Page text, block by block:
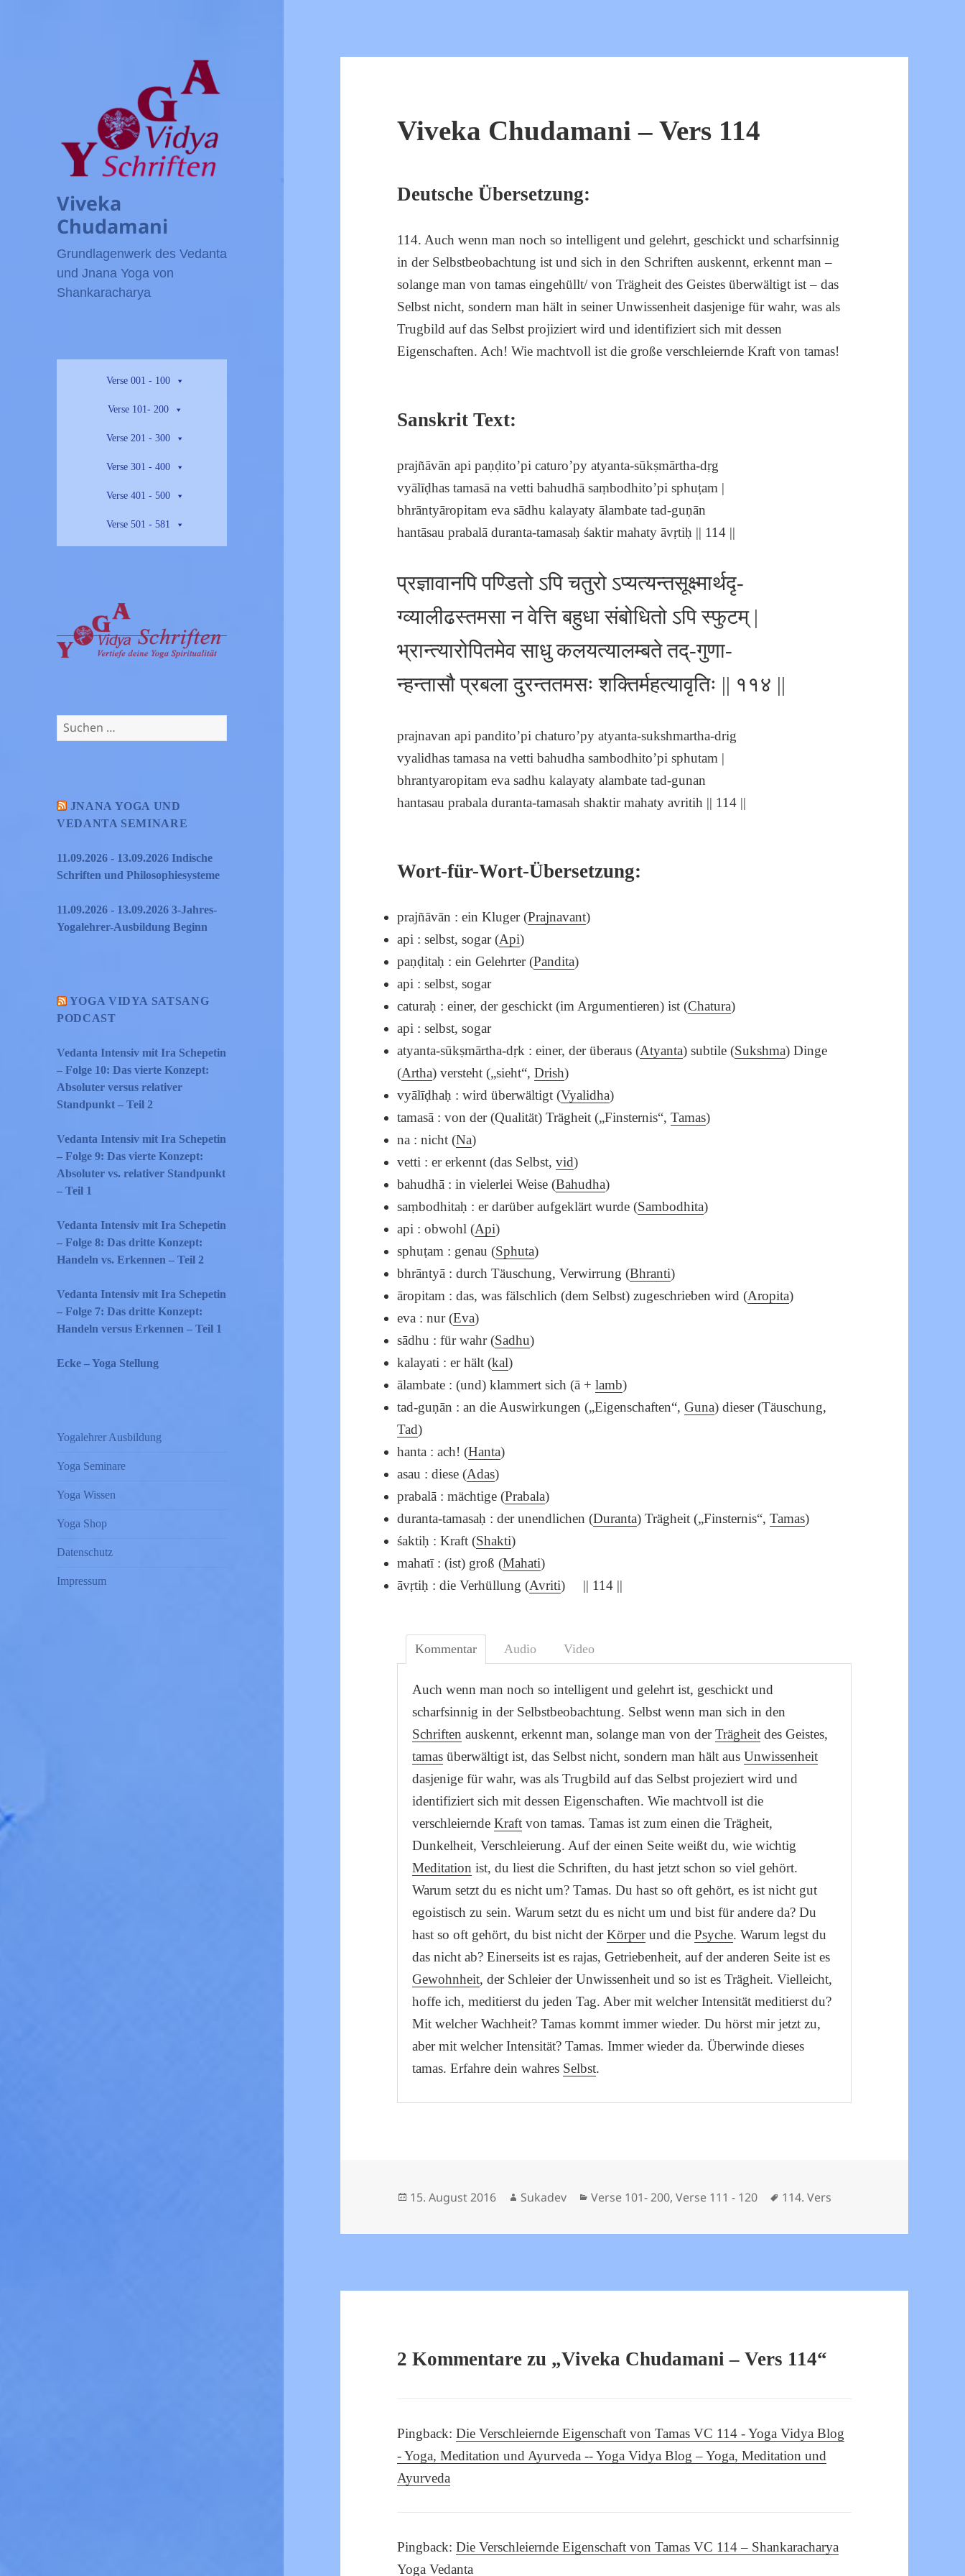
Viveka
Chudamani
Grundlagenwerk des Vedanta
und Jnana Yoga von
Shankaracharya
Verse 001 - 100
Verse 101- 200
Verse 201 - 300
Verse 301 - 400
Verse 401 - 500
Verse 501 - 581
Suchen
nach:
JNANA YOGA UND
VEDANTA SEMINARE
11.09.2026 - 13.09.2026 Indische
Schriften und Philosophiesysteme
11.09.2026 - 13.09.2026 3-Jahres-
Yogalehrer-Ausbildung Beginn
YOGA VIDYA SATSANG
PODCAST
Vedanta Intensiv mit Ira Schepetin
– Folge 10: Das vierte Konzept:
Absoluter versus relativer
Standpunkt – Teil 2
Vedanta Intensiv mit Ira Schepetin
– Folge 9: Das vierte Konzept:
Absoluter vs. relativer Standpunkt
– Teil 1
Vedanta Intensiv mit Ira Schepetin
– Folge 8: Das dritte Konzept:
Handeln vs. Erkennen – Teil 2
Vedanta Intensiv mit Ira Schepetin
– Folge 7: Das dritte Konzept:
Handeln versus Erkennen – Teil 1
Ecke – Yoga Stellung
Yogalehrer Ausbildung
Yoga Seminare
Yoga Wissen
Yoga Shop
Datenschutz
Impressum
Viveka Chudamani – Vers 114
Deutsche Übersetzung:
114. Auch wenn man noch so intelligent und gelehrt, geschickt und scharfsinnig
in der Selbstbeobachtung ist und sich in den Schriften auskennt, erkennt man –
solange man von tamas eingehüllt/ von Trägheit des Geistes überwältigt ist – das
Selbst nicht, sondern man hält in seiner Unwissenheit dasjenige für wahr, was als
Trugbild auf das Selbst projiziert wird und identifiziert sich mit dessen
Eigenschaften. Ach! Wie machtvoll ist die große verschleiernde Kraft von tamas!
Sanskrit Text:
prajñāvān api paṇḍito’pi caturo’py atyanta-sūkṣmārtha-dṛg
vyālīḍhas tamasā na vetti bahudhā saṃbodhito’pi sphuṭam |
bhrāntyāropitam eva sādhu kalayaty ālambate tad-guṇān
hantāsau prabalā duranta-tamasaḥ śaktir mahaty āvṛtiḥ || 114 ||
प्रज्ञावानपि पण्डितो ऽपि चतुरो ऽप्यत्यन्तसूक्ष्मार्थदृ-
ग्व्यालीढस्तमसा न वेत्ति बहुधा संबोधितो ऽपि स्फुटम् |
भ्रान्त्यारोपितमेव साधु कलयत्यालम्बते तद्-गुणा-
न्हन्तासौ प्रबला दुरन्ततमसः शक्तिर्महत्यावृतिः || ११४ ||
prajnavan api pandito’pi chaturo’py atyanta-sukshmartha-drig
vyalidhas tamasa na vetti bahudha sambodhito’pi sphutam |
bhrantyaropitam eva sadhu kalayaty alambate tad-gunan
hantasau prabala duranta-tamasah shaktir mahaty avritih || 114 ||
Wort-für-Wort-Übersetzung:
prajñāvān : ein Kluger (Prajnavant)
api : selbst, sogar (Api)
paṇḍitaḥ : ein Gelehrter (Pandita)
api : selbst, sogar
caturaḥ : einer, der geschickt (im Argumentieren) ist (Chatura)
api : selbst, sogar
atyanta-sūkṣmārtha-dṛk : einer, der überaus (Atyanta) subtile (Sukshma) Dinge
(Artha) versteht („sieht“,Drish)
vyālīḍhaḥ : wird überwältigt (Vyalidha)
tamasā : von der (Qualität) Trägheit („Finsternis“,Tamas)
na : nicht (Na)
vetti : er erkennt (das Selbst,vid)
bahudhā : in vielerlei Weise (Bahudha)
saṃbodhitaḥ : er darüber aufgeklärt wurde (Sambodhita)
api : obwohl (Api)
sphuṭam : genau (Sphuta)
bhrāntyā : durch Täuschung, Verwirrung (Bhranti)
āropitam : das, was fälschlich (dem Selbst) zugeschrieben wird (Aropita)
eva : nur (Eva)
sādhu : für wahr (Sadhu)
kalayati : er hält (kal)
ālambate : (und) klammert sich (ā +lamb)
tad-guṇān : an die Auswirkungen („Eigenschaften“,Guna) dieser (Täuschung,
Tad)
hanta : ach! (Hanta)
asau : diese (Adas)
prabalā : mächtige (Prabala)
duranta-tamasaḥ : der unendlichen (Duranta) Trägheit („Finsternis“,Tamas)
śaktiḥ : Kraft (Shakti)
mahatī : (ist) groß (Mahati)
āvṛtiḥ : die Verhüllung (Avriti) || 114 ||
Kommentar Audio Video
Auch wenn man noch so intelligent und gelehrt ist, geschickt und
scharfsinnig in der Selbstbeobachtung. Selbst wenn man sich in den
Schriften auskennt, erkennt man, solange man von derTrägheit des Geistes,
tamas überwältigt ist, das Selbst nicht, sondern man hält ausUnwissenheit
dasjenige für wahr, was als Trugbild auf das Selbst projeziert wird und
identifiziert sich mit dessen Eigenschaften. Wie machtvoll ist die
verschleierndeKraft von tamas. Tamas ist zum einen die Trägheit,
Dunkelheit, Verschleierung. Auf der einen Seite weißt du, wie wichtig
Meditation ist, du liest die Schriften, du hast jetzt schon so viel gehört.
Warum setzt du es nicht um? Tamas. Du hast so oft gehört, es ist nicht gut
egoistisch zu sein. Warum setzt du es nicht um und bist für andere da? Du
hast so oft gehört, du bist nicht derKörperund diePsyche. Warum legst du
das nicht ab? Einerseits ist es rajas, Getriebenheit, auf der anderen Seite ist es
Gewohnheit, der Schleier der Unwissenheit und so ist es Trägheit. Vielleicht,
hoffe ich, meditierst du jeden Tag. Aber mit welcher Intensität meditierst du?
Mit welcher Wachheit? Tamas kommt immer wieder. Du hörst mir jetzt zu,
aber mit welcher Intensität? Tamas. Immer wieder da. Überwinde dieses
tamas. Erfahre dein wahres Selbst.
Veröffentlicht
15. August 2016 Autor
Sukadev Kategorien
Verse 101- 200,Verse 111 - 120 Schlagwörter
114. Vers
2 Kommentare zu „Viveka Chudamani – Vers 114“
Pingback:Die Verschleiernde Eigenschaft von Tamas VC 114 - Yoga Vidya Blog
- Yoga, Meditation und Ayurveda -- Yoga Vidya Blog – Yoga, Meditation und
Ayurveda
Pingback:Die Verschleiernde Eigenschaft von Tamas VC 114 – Shankaracharya
Yoga Vedanta